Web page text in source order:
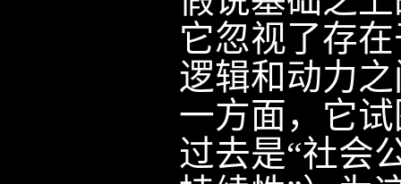
它忽视了存
逻辑和动力
一方面，它
过去是“社会